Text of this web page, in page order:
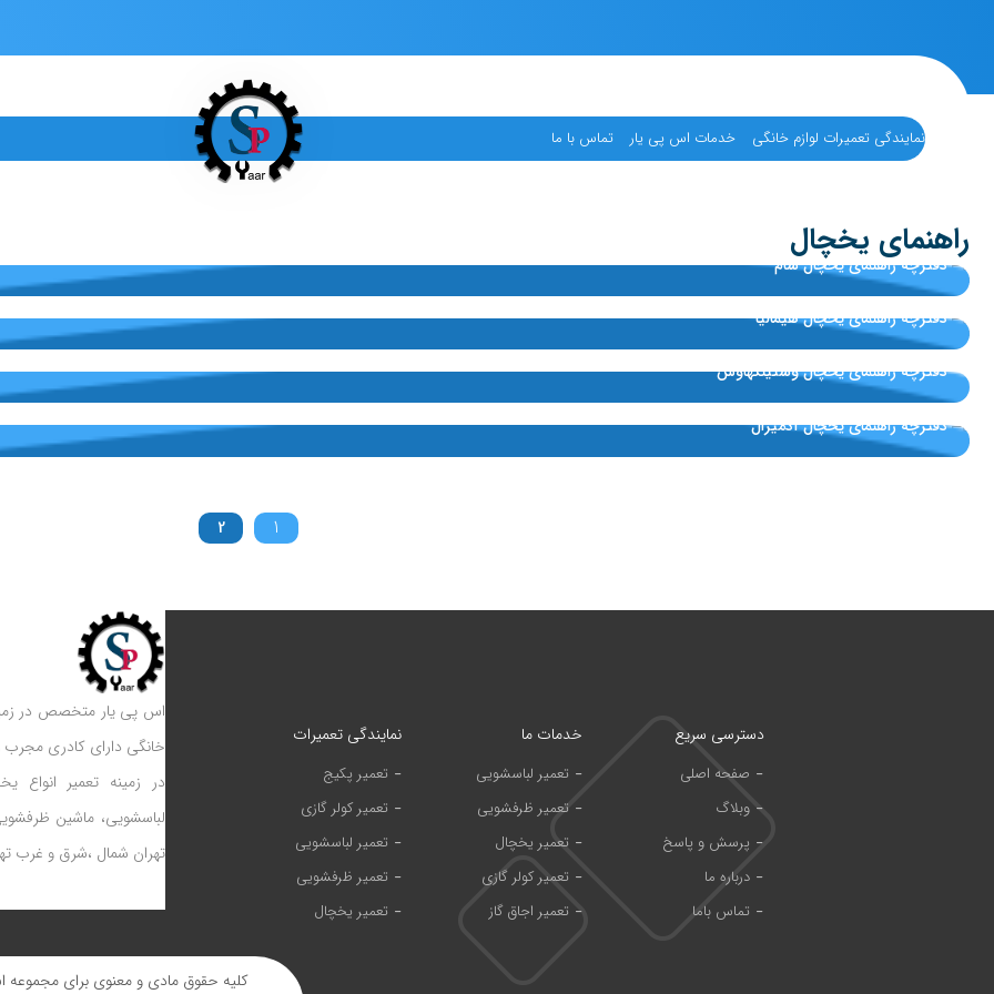
نمایندگی تعمیرات لوازم خانگی خدمات اس پی یار تماس با ما
راهنمای یخچال
دفترچه راهنمای یخچال سام
دفترچه راهنمای یخچال هیمالیا
دفترچه راهنمای یخچال وستینگهاوس
دفترچه راهنمای یخچال آدمیرال
1
2
دسترسی سریع
صفحه اصلی
وبلاگ
پرسش و پاسخ
درباره ما
تماس باما
خدمات ما
تعمیر لباسشویی
تعمیر ظرفشویی
تعمیر یخچال
تعمیر کولر گازی
تعمیر اجاق گاز
نمایندگی تعمیرات
تعمیر پکیج
تعمیر کولر گازی
تعمیر لباسشویی
تعمیر ظرفشویی
تعمیر یخچال
اس پی یار متخصص در
خانگی دارای کادری
در زمینه تعمیر انواع
لباسشویی، ماشین
تهران شمال ،شرق و غرب
کلیه حقوق مادی و معنوی برای